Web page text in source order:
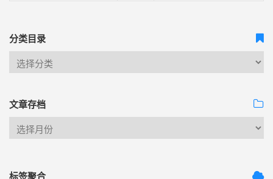
分类目录
文章存档
标签聚合